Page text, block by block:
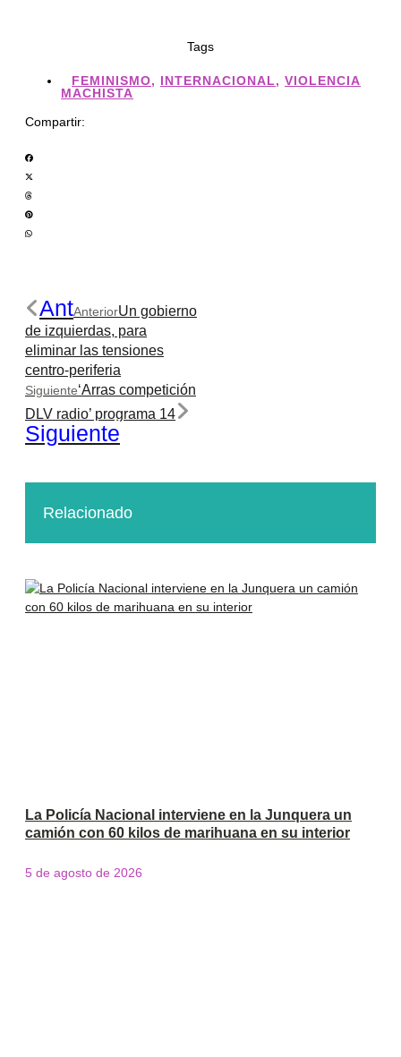
Tags
FEMINISMO, INTERNACIONAL, VIOLENCIA
MACHISTA
Compartir:
AntAnteriorUn gobierno
de izquierdas, para
eliminar las tensiones
centro-periferia
Siguiente‘Arras competición
DLV radio’ programa 14
Siguiente
Relacionado
La Policía Nacional interviene en la Junquera un
camión con 60 kilos de marihuana en su interior
5 de agosto de 2026